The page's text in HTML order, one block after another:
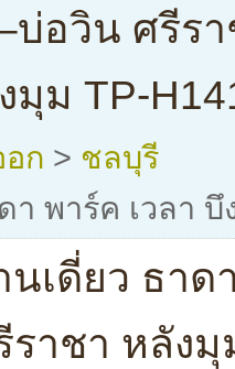
บ่อวิน ศรีร
ม TP-
ก > ชลบุรี
า พาร์ค เวลา บึ
นเดี่ยว ธาด
ราชา หลัง